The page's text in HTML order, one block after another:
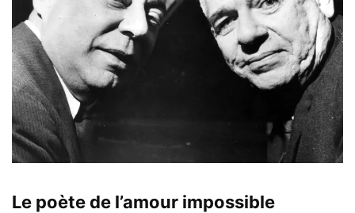
Le poète de l’amour impossible